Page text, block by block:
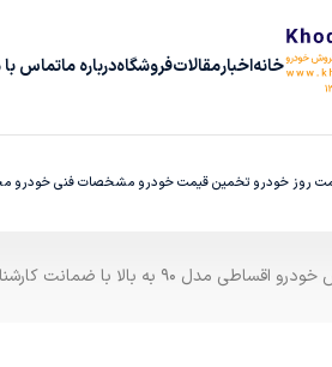
خانهاخبارمقالاتفروشگاهدرباره‌ ماتماس با
روز خودرو تخمین قیمت خودرو مشخصات فنی خودرو
۹۰ به بالا با ضمانت کارشناسی